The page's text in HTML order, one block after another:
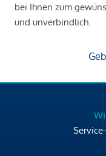
bei Ihnen zum
und unverbindlich.